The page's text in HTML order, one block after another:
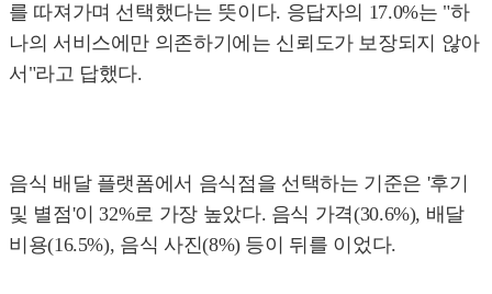
를 따져가며 선택했다는 뜻이다. 응답자의 17.0%는 "하
나의 서비스에만 의존하기에는 신뢰도가 보장되지 않아
서"라고 답했다.
음식 배달 플랫폼에서 음식점을 선택하는 기준은 '후기
및 별점'이 32%로 가장 높았다. 음식 가격(30.6%), 배달
비용(16.5%), 음식 사진(8%) 등이 뒤를 이었다.